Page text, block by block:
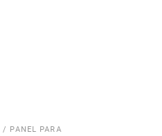
/ PANEL PARA